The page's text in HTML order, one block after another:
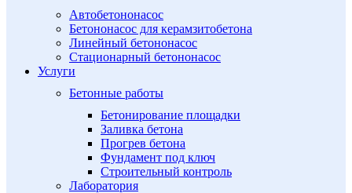
Автобетононасос
Бетононасос для керамзитобетона
Линейный бетононасос
Стационарный бетононасос
Услуги
Бетонные работы
Бетонирование площадки
Заливка бетона
Прогрев бетона
Фундамент под ключ
Строительный контроль
Лаборатория